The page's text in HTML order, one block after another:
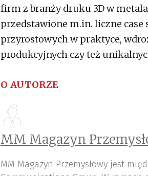
firm z branży druku 3D w
przedstawione m.in. liczne
przyrostowych w praktyce,
produkcyjnych czy też
O AUTORZE
MM Magazyn
MM Magazyn Przemysłowy jest